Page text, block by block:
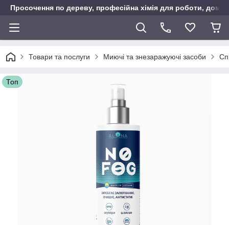
Просочення по дереву, професійна хімія для роботи,
Товари та послуги Миючі та знезаражуючі засоби
Топ